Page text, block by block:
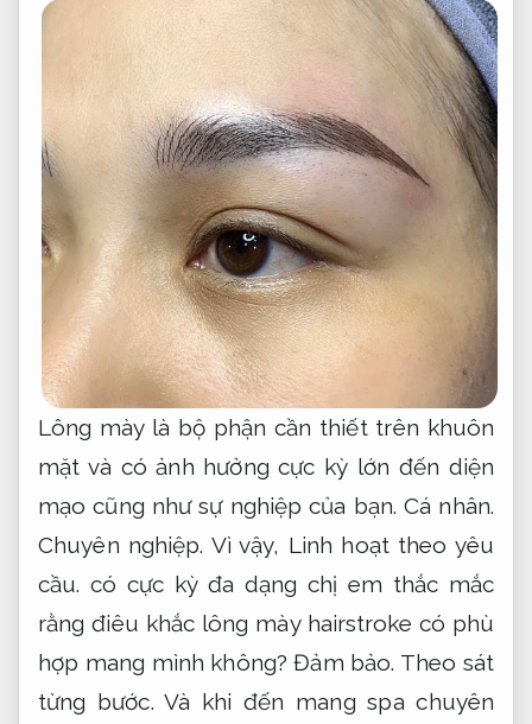
Lông mày là bộ phận cần thiết trên khuôn
mặt và có ảnh hưởng cực kỳ lớn đến diện
mạo cũng như sự nghiệp của bạn.Cá nhân.
Chuyên nghiệp. Vì vậy, Linh hoạt theo yêu
cầu. có cực kỳ đa dạng chị em thắc mắc
rằng điêu khắc lông mày hairstroke có phù
hợp mang mình không?Đảm bảo. Theo sát
từng bước. Và khi đến mang spa chuyên